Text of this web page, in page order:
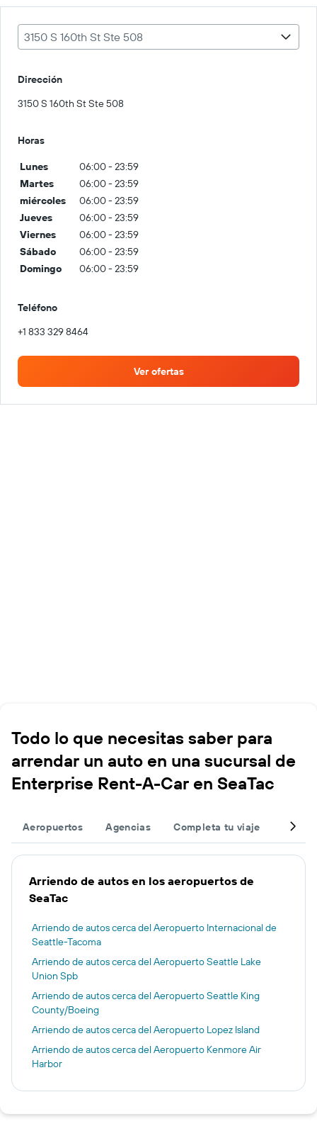
3150 S 160th St Ste 508
Dirección
3150 S 160th St Ste 508
Horas
Lunes
06:00 - 23:59
Martes
06:00 - 23:59
miércoles
06:00 - 23:59
Jueves
06:00 - 23:59
Viernes
06:00 - 23:59
Sábado
06:00 - 23:59
Domingo
06:00 - 23:59
Teléfono
+1 833 329 8464
Ver ofertas
Todo lo que necesitas saber para
arrendar un auto en una sucursal de
Enterprise Rent-A-Car en SeaTac
Aeropuertos Agencias Completa tu viaje Otros
Arriendo de autos en los aeropuertos de
SeaTac
Arriendo de autos cerca del Aeropuerto Internacional de
Seattle-Tacoma
Arriendo de autos cerca del Aeropuerto Seattle Lake
Union Spb
Arriendo de autos cerca del Aeropuerto Seattle King
County/Boeing
Arriendo de autos cerca del Aeropuerto Lopez Island
Arriendo de autos cerca del Aeropuerto Kenmore Air
Harbor